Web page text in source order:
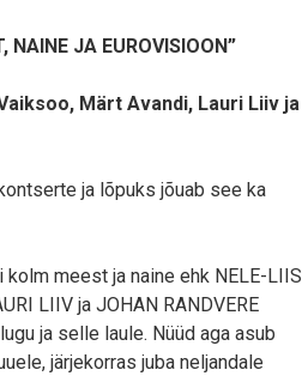
NAINE JA EUROVISIOON”
Märt Avandi, Lauri Liiv ja
ja lõpuks jõuab see ka
meest ja naine ehk NELE-LIIS
LIIV ja JOHAN RANDVERE
ja selle laule. Nüüd aga asub
järjekorras juba neljandale